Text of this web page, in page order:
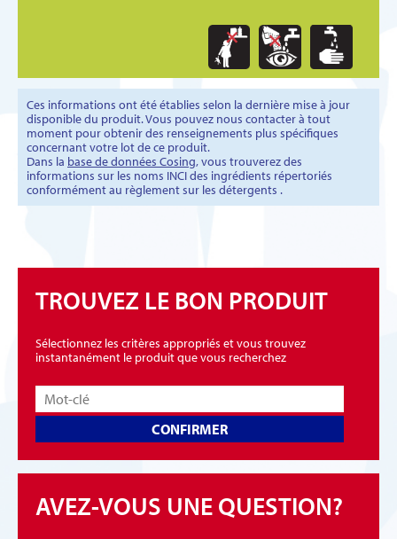
Ces informations ont été établies selon la dernière mise à jour
disponible du produit. Vous pouvez nous contacter à tout
moment pour obtenir des renseignements plus spécifiques
concernant votre lot de ce produit.
Dans la base de données Cosing, vous trouverez des
informations sur les noms INCI des ingrédients répertoriés
conformément au règlement sur les détergents .
TROUVEZ LE BON PRODUIT
Sélectionnez les critères appropriés et vous trouvez
instantanément le produit que vous recherchez
CONFIRMER
AVEZ-VOUS UNE QUESTION?